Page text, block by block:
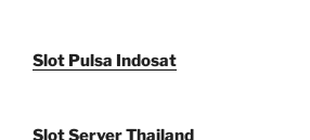
Slot Pulsa Indosat
Slot Server Thailand